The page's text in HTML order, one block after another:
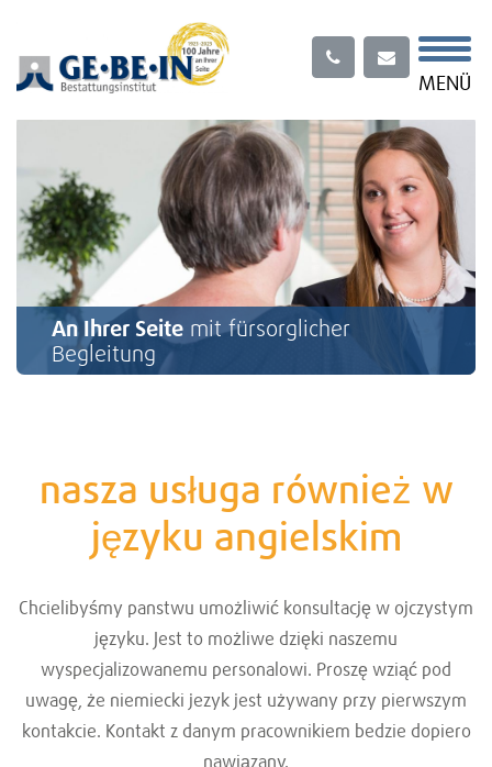
Menü
MENÜ
An Ihrer Seite mit fürsorglicher
Begleitung
nasza usługa również w
języku angielskim
Chcielibyśmy panstwu umożliwić konsultację w ojczystym
języku. Jest to możliwe dzięki naszemu
wyspecjalizowanemu personalowi. Proszę wziąć pod
uwagę, że niemiecki jezyk jest używany przy pierwszym
kontakcie. Kontakt z danym pracownikiem bedzie dopiero
nawiązany.